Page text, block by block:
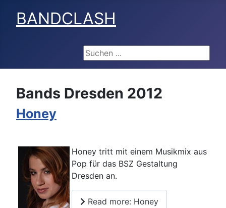
BANDCLASH
Suchen ...
Bands Dresden 2012
Honey
Honey tritt mit einem Musikmix aus
Pop für das BSZ Gestaltung
Dresden an.
Read more: Honey